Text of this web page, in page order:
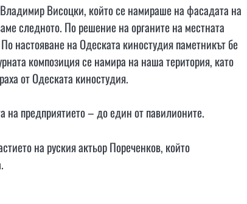
Висоцки, който се намираше на фасадата на
следното. По решение на органите на местната
настояване на Одеската киностудия паметникът бе
композиция се намира на наша територия, като
от Одеската киностудия.
на предприятието – до един от павилионите.
на руския актьор Пореченков, който